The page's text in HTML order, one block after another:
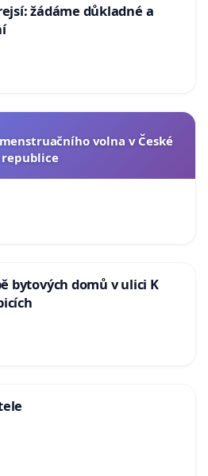
žádáme důkladné a
volna v České
republice
bytových domů v ulici K